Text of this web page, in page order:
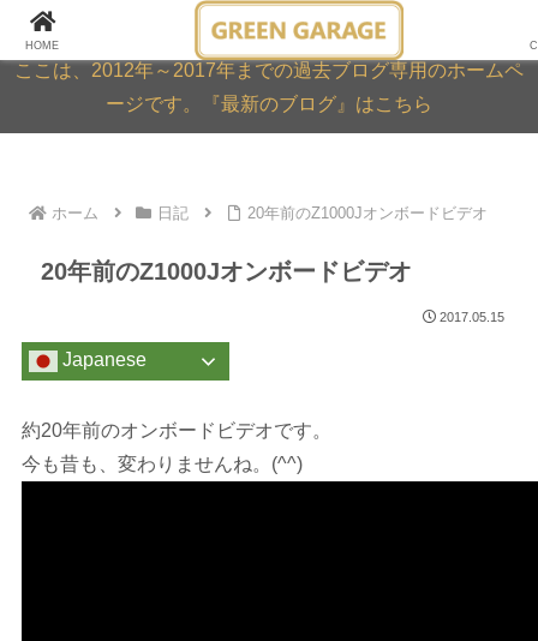
GREEN GARAGE ARCHIVE
ここは、2012年～2017年までの過去ブログ専用のホームペ
ージです。『最新のブログ』はこちら
ホーム 日記 20年前のZ1000Jオンボードビデオ
20年前のZ1000Jオンボードビデオ
2017.05.15
Japanese
約20年前のオンボードビデオです。
今も昔も、変わりませんね。(^^)
HOME